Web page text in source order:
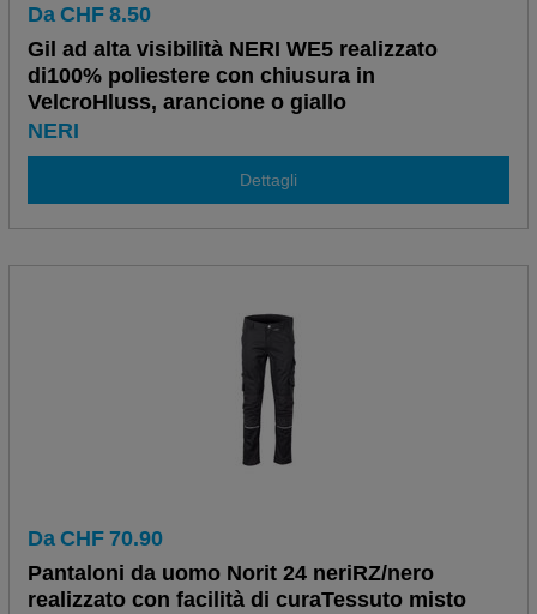
Da CHF 8.50
Gil ad alta visibilità NERI WE5 realizzato
di100% poliestere con chiusura in
VelcroHluss, arancione o giallo
NERI
Dettagli
Da CHF 70.90
Pantaloni da uomo Norit 24 neriRZ/nero
realizzato con facilità di curaTessuto misto